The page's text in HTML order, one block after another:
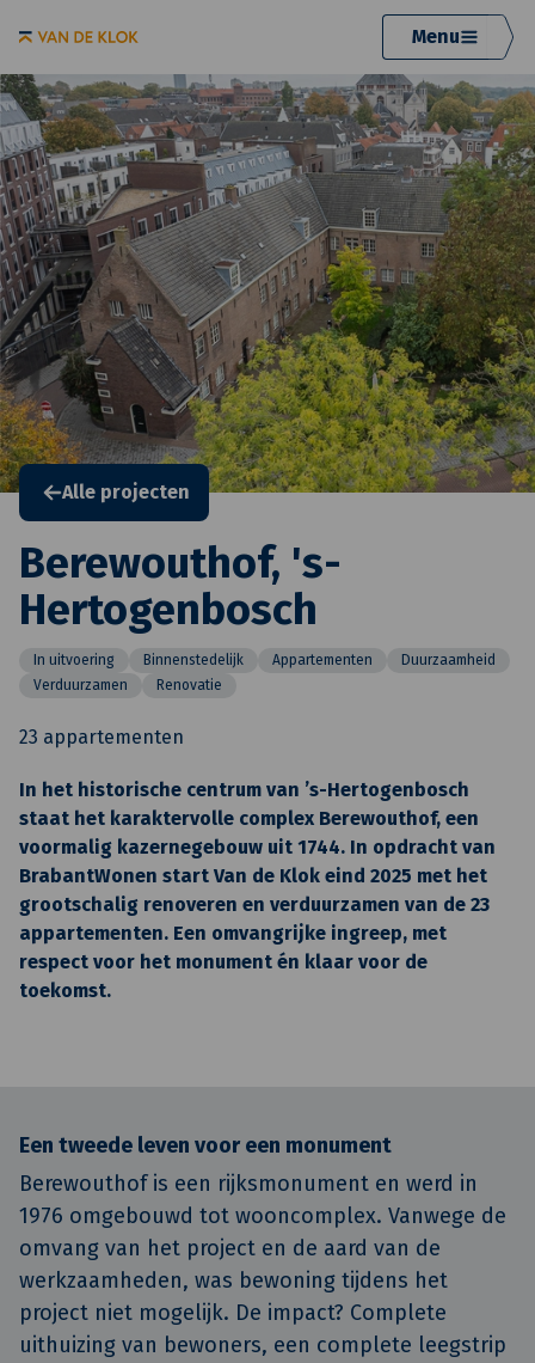
Menu
Alle projecten
Berewouthof, 's-
Hertogenbosch
In uitvoering Binnenstedelijk Appartementen
Duurzaamheid
Verduurzamen
Renovatie
23 appartementen
In het historische centrum van ’s-Hertogenbosch
staat het karaktervolle complex Berewouthof, een
voormalig kazernegebouw uit 1744. In opdracht van
BrabantWonen start Van de Klok eind 2025 met het
grootschalig renoveren en verduurzamen van de 23
appartementen. Een omvangrijke ingreep, met
respect voor het monument én klaar voor de
toekomst.
Een tweede leven voor een monument
Berewouthof is een rijksmonument en werd in
1976 omgebouwd tot wooncomplex. Vanwege de
omvang van het project en de aard van de
werkzaamheden, was bewoning tijdens het
project niet mogelijk. De impact? Complete
uithuizing van bewoners, een complete leegstrip